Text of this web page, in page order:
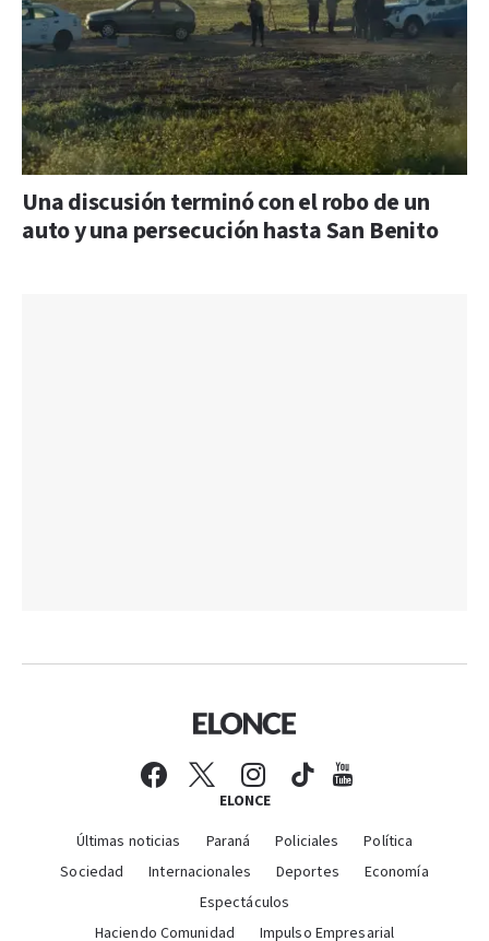
Una discusión terminó con el robo de un
auto y una persecución hasta San Benito
ELONCE
Últimas noticias Paraná Policiales
Política
Sociedad
Internacionales Deportes
Economía
Espectáculos
Haciendo Comunidad
Impulso Empresarial